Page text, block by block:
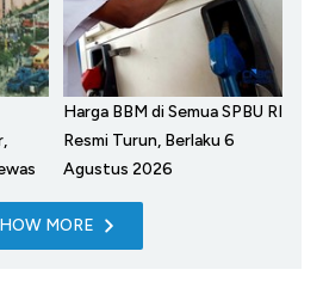
Harga BBM di Semua SPBU RI
Resmi Turun, Berlaku 6
Agustus 2026
MORE